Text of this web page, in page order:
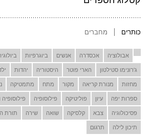
כותרים מחברים
אבולוציה אכסדרה אנשים ביוגרפיות
ג'רונימו סטילטון הארי פוטר היסטוריה יהדות
מחזות מנורת קריאה מקור מתח מתמטיקה
ספרות יפה עיון פוליטיקה פילוסופיה
פסיכולוגיה צבא קלסיקה שואה שירה תורת
תיכון לילה תרגום